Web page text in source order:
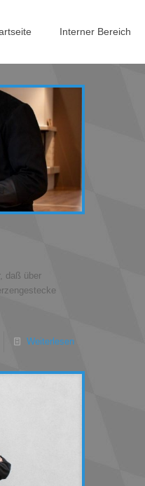
Interner Bereich
daß über
Weiterlesen